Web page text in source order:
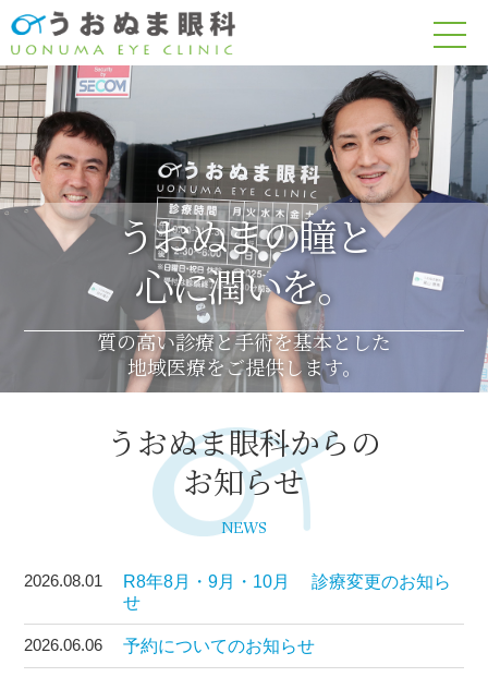
うおぬまの瞳と
心に潤いを。
質の高い診療と手術を基本とした
地域医療をご提供します。
うおぬま眼科からの
お知らせ
NEWS
2026.08.01
R8年8月・9月・10月 診療変更のお知ら
せ
2026.06.06 予約についてのお知らせ